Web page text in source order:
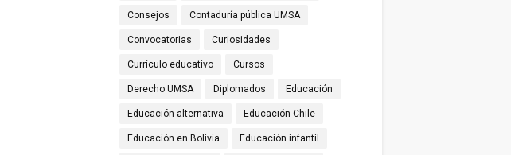
Consejos Contaduría pública UMSA
Convocatorias Curiosidades
Currículo educativo Cursos
Derecho UMSA Diplomados Educación
Educación alternativa Educación Chile
Educación en Bolivia Educación infantil